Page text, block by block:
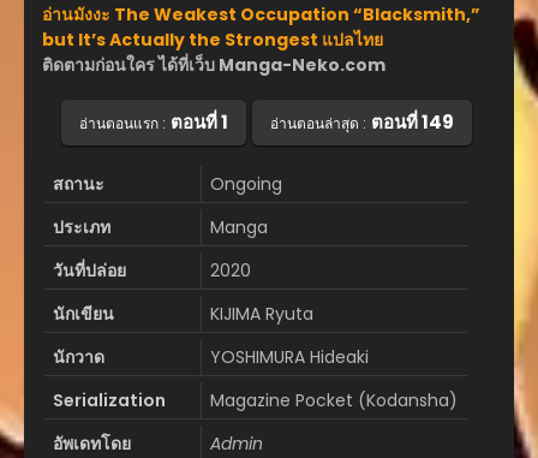
อ่านมังงะ The Weakest Occupation “Blacksmith,”
but It’s Actually the Strongest แปลไทย
ติดตามก่อนใคร ได้ที่เว็บ Manga-Neko.com
อ่านตอนแรก : ตอนที่ 1 อ่านตอนล่าสุด : ตอนที่ 149
สถานะ
Ongoing
ประเภท
Manga
วันที่ปล่อย
2020
นักเขียน
KIJIMA Ryuta
นักวาด
YOSHIMURA Hideaki
Serialization
Magazine Pocket (Kodansha)
อัพเดทโดย
Admin